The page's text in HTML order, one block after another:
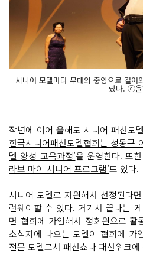
시니어 모델마다 무대의 중앙으로 걸
랐다. ⓒ윤
작년에 이어 올해도 시니어 패션모
한국시니어패션모델협회는 성동구
델 양성 교육과정’을 운영한다. 또한
라보 마이 시니어 프로그램’도 있다.
시니어 모델로 지원해서 선정된다
런웨이할 수 있다. 거기서 끝나는
면 협회에 가입해서 정회원으로
소식지에 나오는 모델이 협회에 가
전문 모델로서 패션쇼나 패션위크